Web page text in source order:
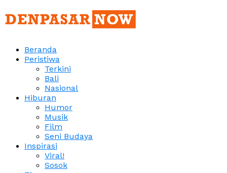
Beranda
Peristiwa
Terkini
Bali
Nasional
Hiburan
Humor
Musik
Film
Seni Budaya
Inspirasi
Viral!
Sosok